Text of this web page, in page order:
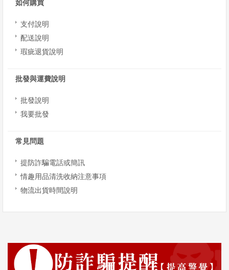
如何購買
支付說明
配送說明
瑕疵退貨說明
批發與運費說明
批發說明
我要批發
常見問題
提防詐騙電話或簡訊
情趣用品清洗收納注意事項
物流出貨時間說明